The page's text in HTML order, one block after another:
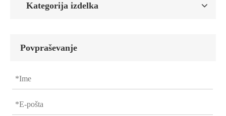
Kategorija izdelka
Povpraševanje